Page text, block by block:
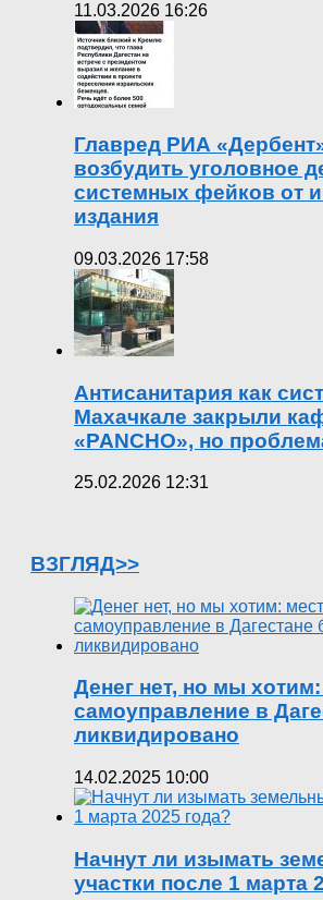
11.03.2026 16:26
Главред РИА
возбудить уголовное
системных фейков от
издания
09.03.2026 17:58
Антисанитария как
Махачкале закрыли
«PANCHO», но
25.02.2026 12:31
ВЗГЛЯД>>
Денег нет, но мы
самоуправление в
ликвидировано
14.02.2025 10:00
Начнут ли изымать
участки после 1 марта